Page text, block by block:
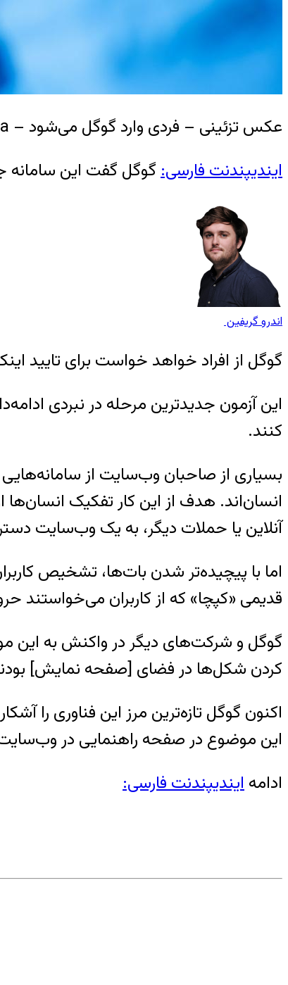
عکس تزئینی – فردی وارد گوگل می‌شود – canva
ایندیپندنت فارسی:گوگل گفت این سامانه
اندرو گریفین
گوگل از افراد خواهد خواست برای تایید
این آزمون جدیدترین مرحله در نبردی
کنند.
انسان‌اند. هدف از این کار تفکیک
آنلاین یا حملات دیگر، به یک وب‌سایت
اما با پیچیده‌تر شدن بات‌ها، تشخیص
قدیمی «کپچا» که از کاربران می‌خواستند
گوگل و شرکت‌های دیگر در واکنش به این
کردن شکل‌ها در فضای [صفحه نمایش]
اکنون گوگل تازه‌ترین مرز این فناوری را
این موضوع در صفحه راهنمایی در
ادامهایندیپندنت فارسی: